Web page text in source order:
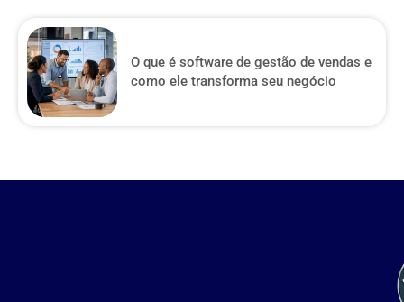
O que é software de gestão de vendas e
como ele transforma seu negócio